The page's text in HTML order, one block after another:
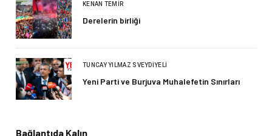
KENAN TEMIR
Derelerin birliği
TUNCAY YILMAZ SVEYDIYELI
Yeni Parti ve Burjuva Muhalefetin Sınırları
Bağlantıda Kalın